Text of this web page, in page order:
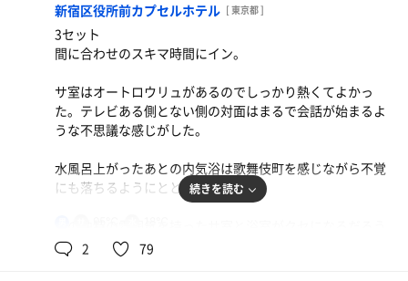
サウナ前飯。サウナ入ってなくても発汗がすごいので
塩分チャージ。
宴会はメニューでも肴に飲めるし、どれも美味くて沼だっ
た。マックスコーヒーハイの中の強さにヤラれて仮眠のは
ずが爆睡💤真夜中のレディオ狙っていたけどリベンジと次
新宿区役所前カプセルホテル [ 東京都 ]
3セット
間に合わせのスキマ時間にイン。
サ室はオートロウリュがあるのでしっかり熱くてよかっ
た。テレビある側とない側の対面はまるで会話が始まるよ
うな不思議な感じがした。
水風呂上がったあとの内気浴は歌舞伎町を感じながら不覚
にも落ちるようにととのう。
な。
続きを読む
2 79